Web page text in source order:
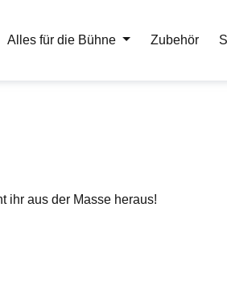
Alles für die Bühne Zubehör
ihr aus der Masse heraus!